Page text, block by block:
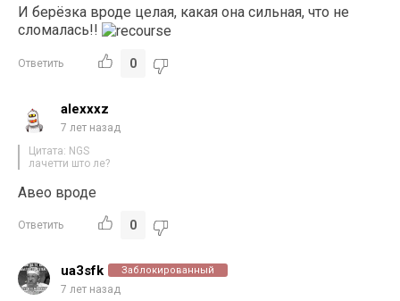
И берёзка вроде целая, какая она сильная, что не
сломалась!!
Ответить 0
alexxxz
7 лет назад
Цитата: NGS
лачетти што ле?
Авео вроде
Ответить 0
ua3sfk Заблокированный
7 лет назад